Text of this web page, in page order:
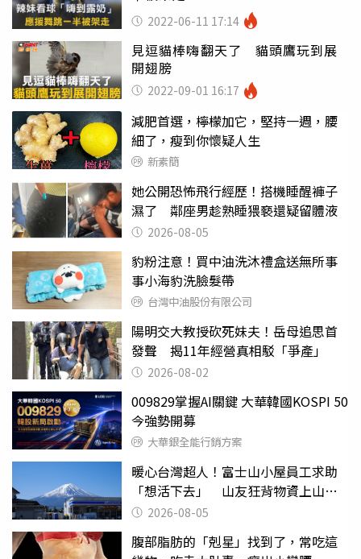
2022-06-11 17:14
見逗貓棒嗨翻天了 貓頭鷹玩到展
開翅膀
2022-09-01 16:17
減肥首選，檸檬加它，堅持一週，腰
細了，瘦到你懷疑人生
新素簡
她公開恐怖飛行經歷！搭機睡醒褲子
濕了 鄰座男趁熟睡猥褻還疑留體液
2026-08-05
豹粉注意！買中油洗沐禮盒送無所事
事小海豹洗臉髮帶
台灣中油股份有限公司
陽明交大教授砍死妹夫！岳母追思首
發聲 揭11年經營真相駁「爭產」
2026-08-02
009829掌握AI關鍵 大華韓國KOSPI 50
今強勢開募
大華銀全能行銷方案
暖心台灣超人！富士山小屋員工求助
「想活下去」 山友狂背物資上山：
台灣真的是寶島
2026-08-05
腹部脂肪的「剋星」找到了，常吃這